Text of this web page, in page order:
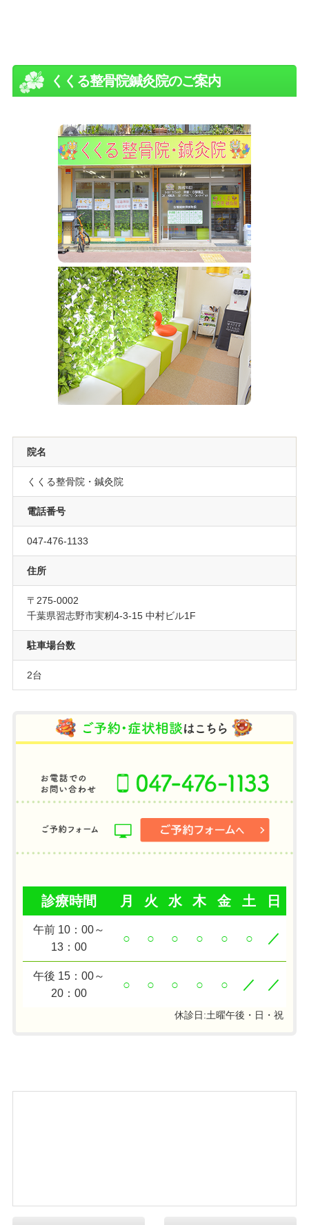
くくる整骨院鍼灸院のご案内
院名
くくる整骨院・鍼灸院
電話番号
047-476-1133
住所
〒275-0002
千葉県習志野市実籾4-3-15 中村ビル1F
駐車場台数
2台
診療時間 月 火 水 木 金 土 日
午前 10：00～
13：00
○ ○ ○ ○ ○ ○ ／
午後 15：00～
20：00
○ ○ ○ ○ ○ ／ ／
休診日:土曜午後・日・祝